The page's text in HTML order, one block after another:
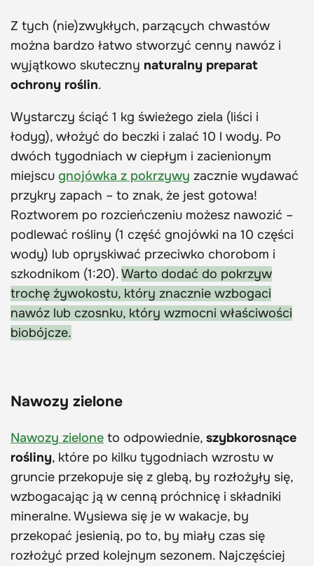
Z tych (nie)zwykłych, parzących chwastów
można bardzo łatwo stworzyć cenny nawóz i
wyjątkowo skuteczny naturalny preparat
ochrony roślin.
Wystarczy ściąć 1 kg świeżego ziela (liści i
łodyg), włożyć do beczki i zalać 10 l wody. Po
dwóch tygodniach w ciepłym i zacienionym
miejscu gnojówka z pokrzywy zacznie wydawać
przykry zapach – to znak, że jest gotowa!
Roztworem po rozcieńczeniu możesz nawozić –
podlewać rośliny (1 część gnojówki na 10 części
wody) lub opryskiwać przeciwko chorobom i
szkodnikom (1:20).Warto dodać do pokrzyw
trochę żywokostu, który znacznie wzbogaci
nawóz lub czosnku, który wzmocni właściwości
biobójcze.
Nawozy zielone
Nawozy zielone to odpowiednie, szybkorosnące
rośliny, które po kilku tygodniach wzrostu w
gruncie przekopuje się z glebą, by rozłożyły się,
wzbogacając ją w cenną próchnicę i składniki
mineralne. Wysiewa się je w wakacje, by
przekopać jesienią, po to, by miały czas się
rozłożyć przed kolejnym sezonem. Najczęściej